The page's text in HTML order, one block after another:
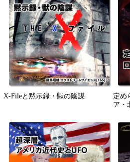
X-Fileと黙示録・獣の陰謀
定め
ア・